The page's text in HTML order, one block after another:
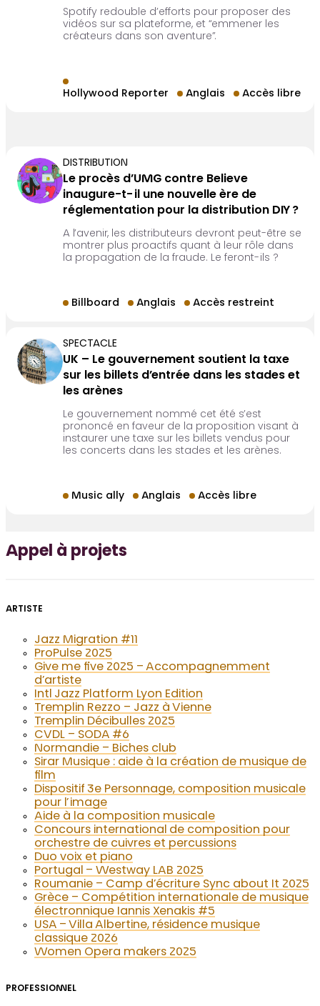
Spotify redouble d’efforts pour proposer des
vidéos sur sa plateforme, et “emmener les
créateurs dans son aventure”.
Hollywood Reporter Anglais Accès libre
DISTRIBUTION
Le procès d’UMG contre Believe
inaugure-t-il une nouvelle ère de
réglementation pour la distribution DIY ?
A l’avenir, les distributeurs devront peut-être se
montrer plus proactifs quant à leur rôle dans
la propagation de la fraude. Le feront-ils ?
Billboard Anglais Accès restreint
SPECTACLE
UK – Le gouvernement soutient la taxe
sur les billets d’entrée dans les stades et
les arènes
Le gouvernement nommé cet été s’est
prononcé en faveur de la proposition visant à
instaurer une taxe sur les billets vendus pour
les concerts dans les stades et les arènes.
Music ally Anglais Accès libre
Appel à projets
ARTISTE
Jazz Migration #11
ProPulse 2025
Give me five 2025 – Accompagnemment
d’artiste
Intl Jazz Platform Lyon Edition
Tremplin Rezzo – Jazz à Vienne
Tremplin Décibulles 2025
CVDL – SODA #6
Normandie – Biches club
Sirar Musique : aide à la création de musique de
film
Dispositif 3e Personnage, composition musicale
pour l’image
Aide à la composition musicale
Concours international de composition pour
orchestre de cuivres et percussions
Duo voix et piano
Portugal – Westway LAB 2025
Roumanie – Camp d’écriture Sync about It 2025
Grèce – Compétition internationale de musique
électronnique Iannis Xenakis #5
USA – Villa Albertine, résidence musique
classique 2026
Women Opera makers 2025
PROFESSIONNEL